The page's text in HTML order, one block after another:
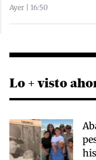
Ayer | 16:50
Lo + visto